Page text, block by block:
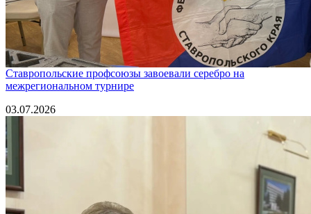
Ставропольские профсоюзы завоевали серебро на
межрегиональном турнире
03.07.2026